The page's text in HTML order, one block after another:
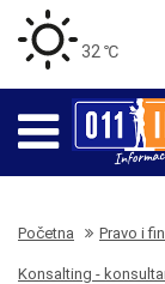
32 ℃
Početna Pravo i
Konsalting -